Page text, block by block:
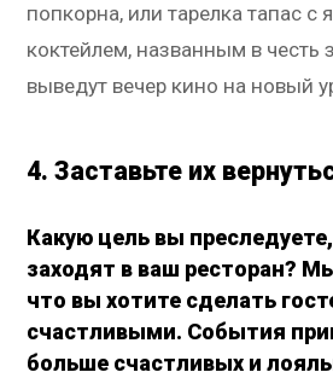
попкорна, или тарелка тапас с
коктейлем, названным в честь
выведут вечер кино на новый
4. Заставьте их
Какую цель вы
заходят в ваш ресторан?
что вы хотите сделать
счастливыми. События
больше счастливых и